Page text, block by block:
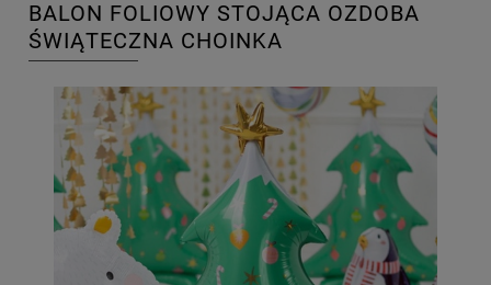
BALON FOLIOWY STOJĄCA OZDOBA
ŚWIĄTECZNA CHOINKA